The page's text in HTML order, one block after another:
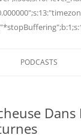
PODCASTS
Dans